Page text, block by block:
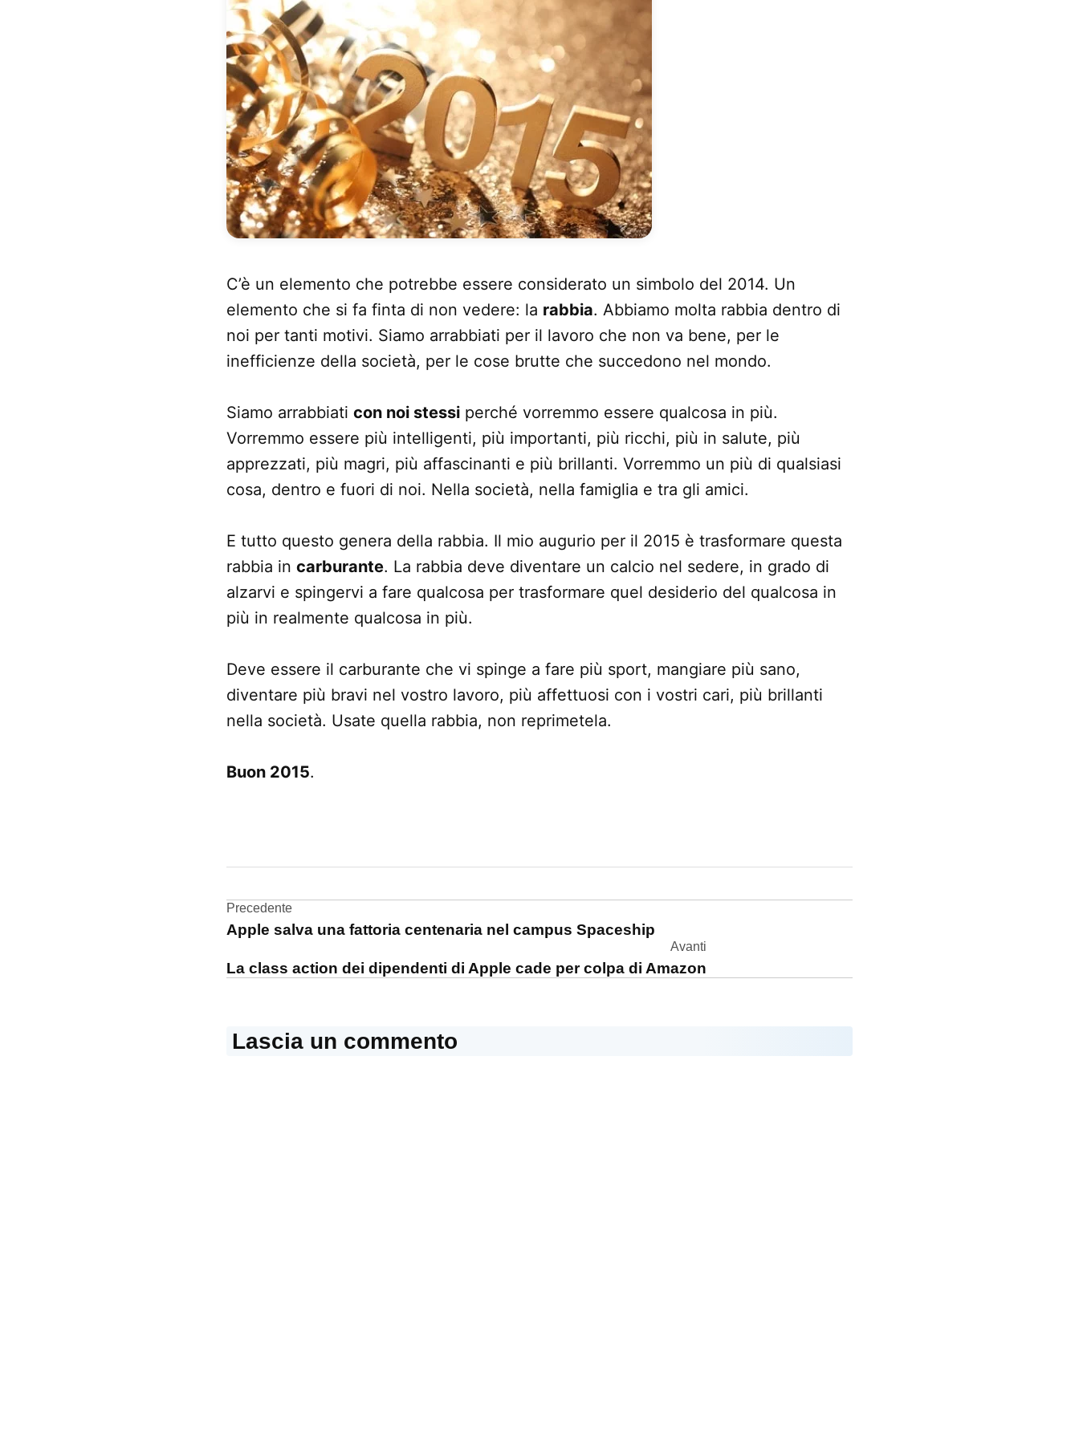
C’è un elemento che potrebbe essere considerato un simbolo del 2014. Un
elemento che si fa finta di non vedere: la rabbia. Abbiamo molta rabbia dentro di
noi per tanti motivi. Siamo arrabbiati per il lavoro che non va bene, per le
inefficienze della società, per le cose brutte che succedono nel mondo.
Siamo arrabbiati con noi stessi perché vorremmo essere qualcosa in più.
Vorremmo essere più intelligenti, più importanti, più ricchi, più in salute, più
apprezzati, più magri, più affascinanti e più brillanti. Vorremmo un più di qualsiasi
cosa, dentro e fuori di noi. Nella società, nella famiglia e tra gli amici.
E tutto questo genera della rabbia. Il mio augurio per il 2015 è trasformare questa
rabbia in carburante. La rabbia deve diventare un calcio nel sedere, in grado di
alzarvi e spingervi a fare qualcosa per trasformare quel desiderio del qualcosa in
più in realmente qualcosa in più.
Deve essere il carburante che vi spinge a fare più sport, mangiare più sano,
diventare più bravi nel vostro lavoro, più affettuosi con i vostri cari, più brillanti
nella società. Usate quella rabbia, non reprimetela.
Buon 2015.
Navigazione
Precedente
Apple salva una fattoria centenaria nel campus Spaceship
Avanti
La class action dei dipendenti di Apple cade per colpa di Amazon
Lascia un commento